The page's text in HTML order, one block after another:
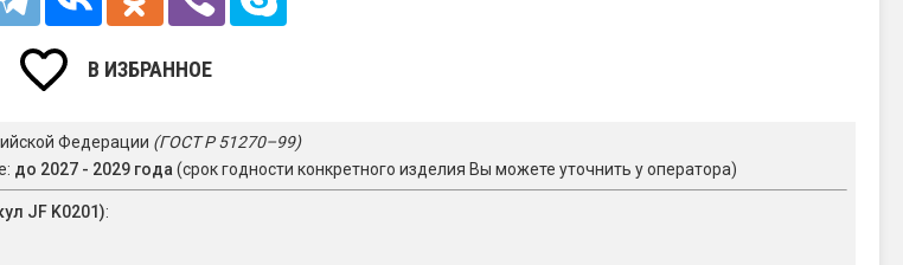
В ИЗБРАННОЕ
Федерации (ГОСТ Р 51270–99)
до 2027 - 2029 года(срок годности конкретного изделия Вы можете уточнить у оператора)
JF K0201):